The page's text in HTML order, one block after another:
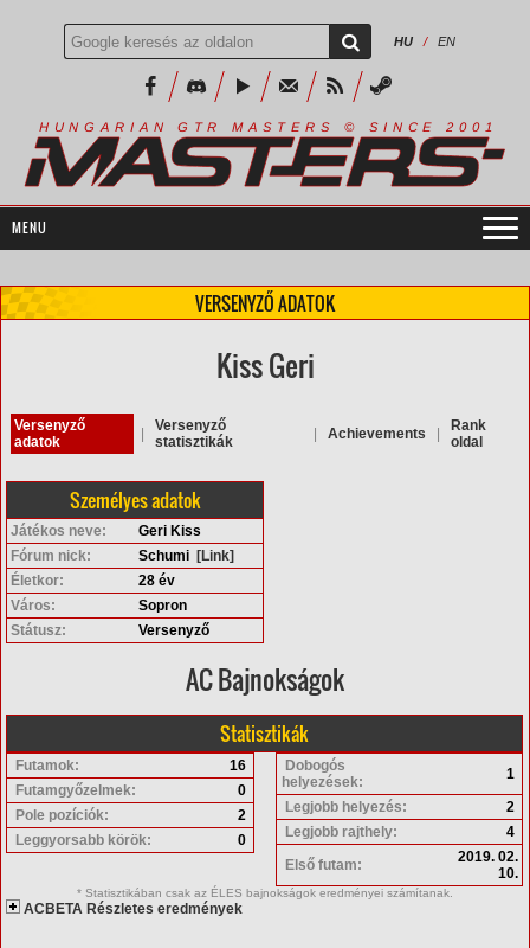
HU / EN
H U N G A R I A N G T R M A S T E R S © S I N C E 2 0 0 1
VERSENYZŐ ADATOK
Kiss Geri
Versenyző
adatok
Versenyző
statisztikák
Achievements
Rank
oldal
Személyes adatok
Játékos neve:
Geri Kiss
Fórum nick:
Schumi [Link]
Életkor:
28 év
Város:
Sopron
Státusz:
Versenyző
AC Bajnokságok
Statisztikák
Futamok:
16
Futamgyőzelmek:
0
Pole pozíciók:
2
Leggyorsabb körök:
0
Dobogós
helyezések:
1
Legjobb helyezés:
2
Legjobb rajthely:
4
Első futam:
2019. 02.
10.
* Statisztikában csak az ÉLES bajnokságok eredményei számítanak.
ACBETA Részletes eredmények